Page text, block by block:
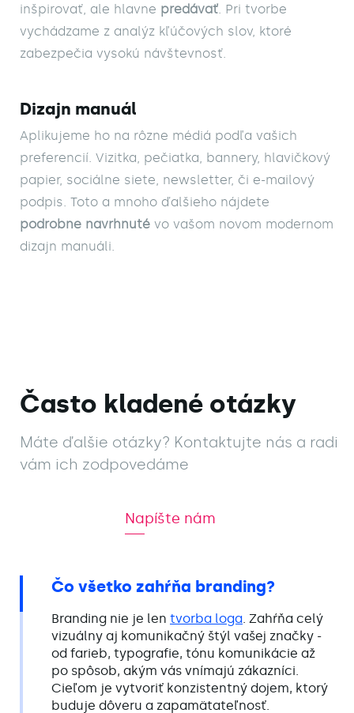
inšpirovať, ale hlavne predávať. Pri tvorbe
vychádzame z analýz kľúčových slov, ktoré
zabezpečia vysokú návštevnosť.
Dizajn manuál
Aplikujeme ho na rôzne médiá podľa vašich
preferencií. Vizitka, pečiatka, bannery, hlavičkový
papier, sociálne siete, newsletter, či e-mailový
podrobne navrhnuté vo vašom novom modernom
dizajn manuáli.
Často kladené otázky
Máte ďalšie otázky? Kontaktujte nás a radi
vám ich zodpovedáme
Napíšte nám
Napíšte nám
Čo všetko zahŕňa branding?
Branding nie je len tvorba loga. Zahŕňa celý
vizuálny aj komunikačný štýl vašej značky -
od farieb, typografie, tónu komunikácie až
po spôsob, akým vás vnímajú zákazníci.
Cieľom je vytvoriť konzistentný dojem, ktorý
buduje dôveru a zapamätateľnosť.